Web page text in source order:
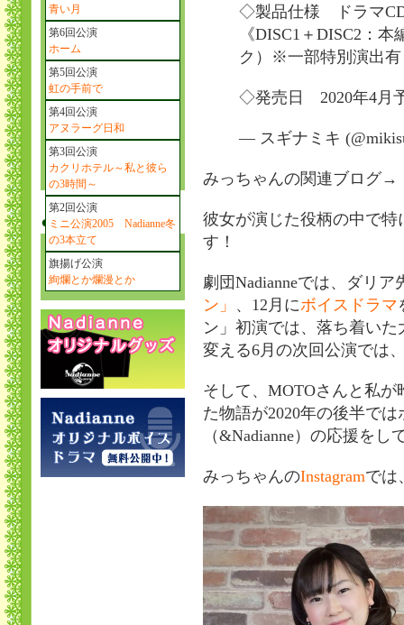
◇製品仕様 ドラマ
《DISC1＋DISC2：
ク）※一部特別演出有
◇発売日 2020年4月
— スギナミキ
みっちゃんの関連ブログ→
彼女が演じた役柄の中で
す！
劇団Nadianneでは、ダリ
ン」 、12月にボイスドラマ
ン」初演では、落ち着い
変える6月の次回公演では
そして、MOTOさんと私
た物語が2020年の後半で
（&Nadianne）の応援を
みっちゃんのInstagramでは
青い月
第6回公演
ホーム
第5回公演
虹の手前で
第4回公演
アヌラーグ日和
第3回公演
カクリホテル～私と彼ら
の3時間～
第2回公演
ミニ公演2005 Nadianne冬
の3本立て
旗揚げ公演
絢爛とか爛漫とか